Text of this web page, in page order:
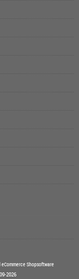
eCommerce Shopsoftware
2026